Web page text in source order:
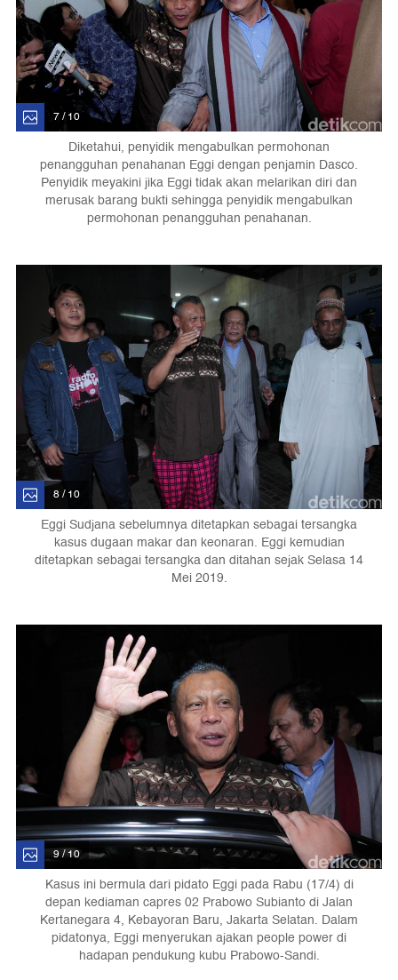
7 / 10
Diketahui, penyidik mengabulkan permohonan
penangguhan penahanan Eggi dengan penjamin Dasco.
Penyidik meyakini jika Eggi tidak akan melarikan diri dan
merusak barang bukti sehingga penyidik mengabulkan
permohonan penangguhan penahanan.
8 / 10
Eggi Sudjana sebelumnya ditetapkan sebagai tersangka
kasus dugaan makar dan keonaran. Eggi kemudian
ditetapkan sebagai tersangka dan ditahan sejak Selasa 14
Mei 2019.
9 / 10
Kasus ini bermula dari pidato Eggi pada Rabu (17/4) di
depan kediaman capres 02 Prabowo Subianto di Jalan
Kertanegara 4, Kebayoran Baru, Jakarta Selatan. Dalam
pidatonya, Eggi menyerukan ajakan people power di
hadapan pendukung kubu Prabowo-Sandi.